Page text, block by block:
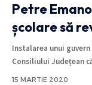
Petre
școlare să
Instalarea unui
Consiliului Județean
15 MARTIE 2020